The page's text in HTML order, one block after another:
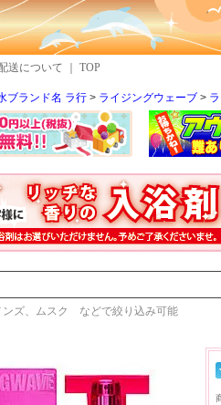
送について TOP
ブランド名 ラ行 ライジングウェーブ
ズ、ムスク などで絞り込み可能